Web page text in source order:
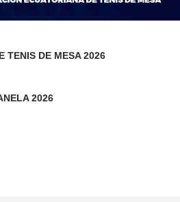
TENIS DE MESA 2026
2026